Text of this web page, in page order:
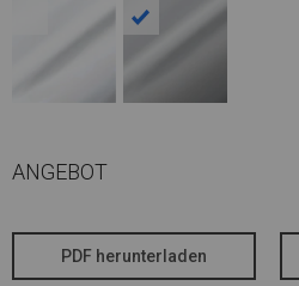
ANGEBOT
PDF herunterladen